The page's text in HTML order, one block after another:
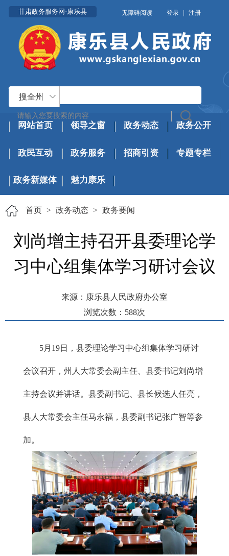
甘肃政务服务网·康乐县 无障碍阅读 登录 | 注册
搜全州
网站首页 领导之窗 政务动态 政务公开
政民互动 政务服务 招商引资 专题专栏
政务新媒体 魅力康乐
首页 > 政务动态 > 政务要闻
刘尚增主持召开县委理论学
习中心组集体学习研讨会议
来源：康乐县人民政府办公室
浏览次数： 588次
5月19日，县委理论学习中心组集体学习研讨
会议召开，州人大常委会副主任、县委书记刘尚增
主持会议并讲话。县委副书记、县长候选人任亮，
县人大常委会主任马永福，县委副书记张广智等参
加。